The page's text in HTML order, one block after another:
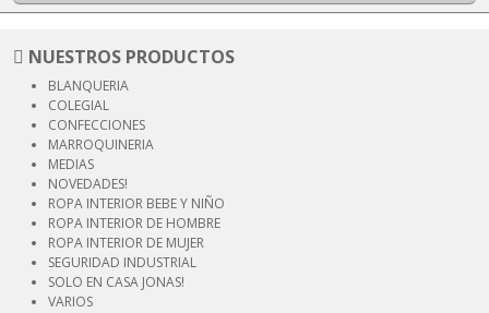
NUESTROS PRODUCTOS
BLANQUERIA
COLEGIAL
CONFECCIONES
MARROQUINERIA
MEDIAS
NOVEDADES!
ROPA INTERIOR BEBE Y NIÑO
ROPA INTERIOR DE HOMBRE
ROPA INTERIOR DE MUJER
SEGURIDAD INDUSTRIAL
SOLO EN CASA JONAS!
VARIOS